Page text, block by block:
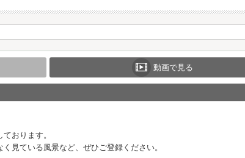
動画で見る
おります。
見ている風景など、ぜひご登録ください。